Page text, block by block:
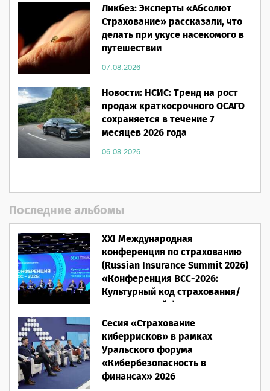
Ликбез: Эксперты «Абсолют
Страхование» рассказали, что
делать при укусе насекомого в
путешествии
07.08.2026
Новости: НСИС: Тренд на рост
продаж краткосрочного ОСАГО
сохраняется в течение 7
месяцев 2026 года
06.08.2026
Последние альбомы
XXI Международная
конференция по страхованию
(Russian Insurance Summit 2026)
«Конференция ВСС-2026:
Культурный код страхования/
Человеческий фактор»
28.05.2026
Сесия «Страхование
киберрисков» в рамках
Уральского форума
«Кибербезопасность в
финансах» 2026